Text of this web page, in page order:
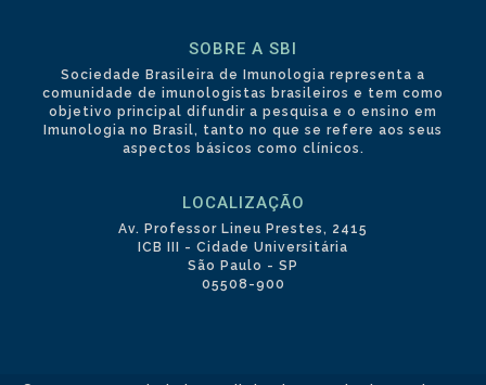
SOBRE A SBI
Sociedade Brasileira de Imunologia representa a
comunidade de imunologistas brasileiros e tem como
objetivo principal difundir a pesquisa e o ensino em
Imunologia no Brasil, tanto no que se refere aos seus
aspectos básicos como clínicos.
LOCALIZAÇÃO
Av. Professor Lineu Prestes, 2415
ICB III - Cidade Universitária
São Paulo - SP
05508-900